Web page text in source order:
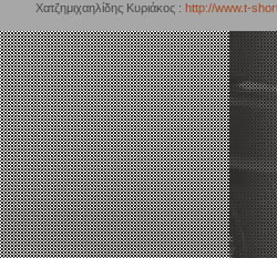
Χατζημιχαηλίδης Κυριάκος : http://www.t-